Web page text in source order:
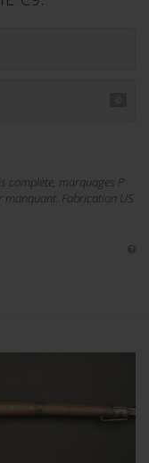
complète, marquages P
manquant. Fabrication US